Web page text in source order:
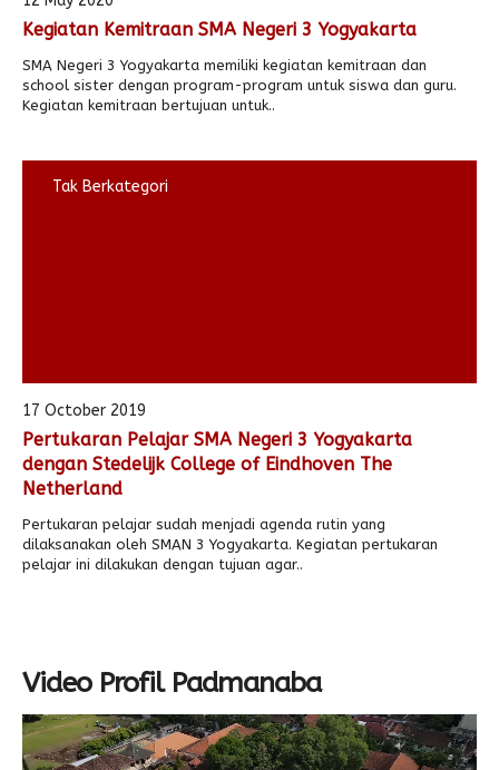
Antologi Puisi 1
Antologi Puisi 2
Antologi Puisi 4
Antologi Cerpen B.Inggris
Kegiatan Kemitraan
Penbes 2026
Alumni
Kegiatan Kemitraan SMA Negeri 3 Yogyakarta
SMA Negeri 3 Yogyakarta memiliki kegiatan kemitraan dan
school sister dengan program-program untuk siswa dan guru.
Kegiatan kemitraan bertujuan untuk..
Tak Berkategori
17 October 2019
Pertukaran Pelajar SMA Negeri 3 Yogyakarta
dengan Stedelijk College of Eindhoven The
Netherland
Pertukaran pelajar sudah menjadi agenda rutin yang
dilaksanakan oleh SMAN 3 Yogyakarta. Kegiatan pertukaran
pelajar ini dilakukan dengan tujuan agar..
Video Profil Padmanaba
Video
Player